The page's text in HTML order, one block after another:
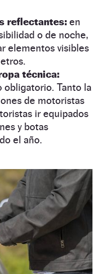
reflectantes: en
o de noche,
elementos visibles
técnica:
obligatorio. Tanto la
de motoristas
ir equipados
y botas
el año.